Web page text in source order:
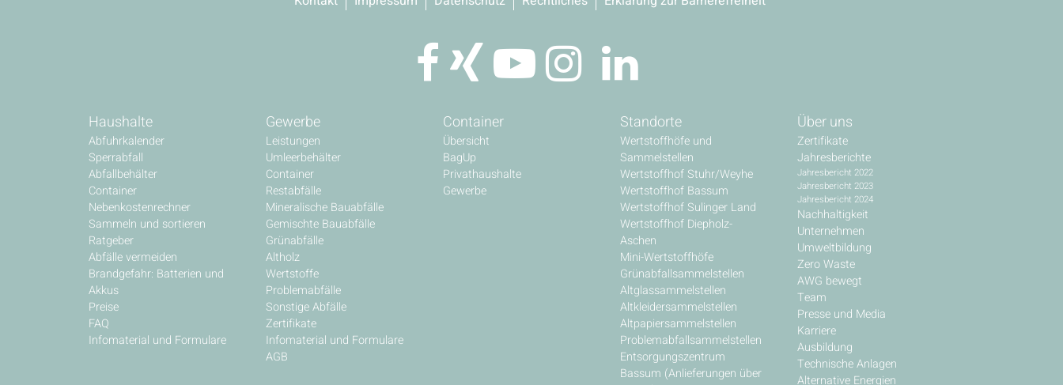
Haushalte
Abfuhrkalender
Sperrabfall
Abfallbehälter
Container
Nebenkostenrechner
Sammeln und sortieren
Ratgeber
Abfälle vermeiden
Brandgefahr: Batterien und
Akkus
Preise
FAQ
Infomaterial und Formulare
Gewerbe
Leistungen
Umleerbehälter
Container
Restabfälle
Mineralische Bauabfälle
Gemischte Bauabfälle
Grünabfälle
Altholz
Wertstoffe
Problemabfälle
Sonstige Abfälle
Zertifikate
Infomaterial und Formulare
AGB
Container
Übersicht
BagUp
Privathaushalte
Gewerbe
Standorte
Wertstoffhöfe und
Sammelstellen
Wertstoffhof Stuhr/Weyhe
Wertstoffhof Bassum
Wertstoffhof Sulinger Land
Wertstoffhof Diepholz-
Aschen
Mini-Wertstoffhöfe
Grünabfallsammelstellen
Altglassammelstellen
Altkleidersammelstellen
Altpapiersammelstellen
Problemabfallsammelstellen
Entsorgungszentrum
Bassum (Anlieferungen über
Über uns
Zertifikate
Jahresberichte
Jahresbericht 2022
Jahresbericht 2023
Jahresbericht 2024
Nachhaltigkeit
Unternehmen
Umweltbildung
Zero Waste
AWG bewegt
Team
Presse und Media
Karriere
Ausbildung
Technische Anlagen
Alternative Energien